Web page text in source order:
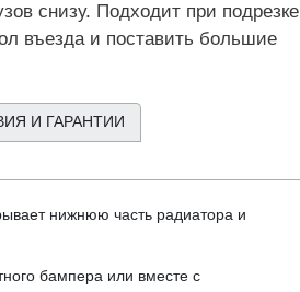
снизу. Подходит при подрезке
въезда и поставить большие
И ГАРАНТИИ
нижнюю часть радиатора и
бампера или вместе с